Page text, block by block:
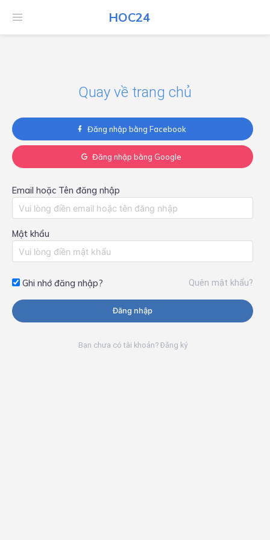
HOC24
HOC24
Quay về trang chủ
Đăng nhập bằng Facebook
Đăng nhập bằng Google
Email hoặc Tên đăng nhập
Mật khẩu
Ghi nhớ đăng nhập? Quên mật khẩu?
Đăng nhập
Bạn chưa có tài khoản? Đăng ký